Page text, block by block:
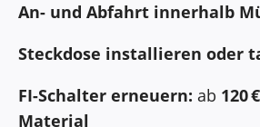
An- und Abfahrt innerhalb
Steckdose installieren oder
FI-Schalter erneuern: ab 120
Material